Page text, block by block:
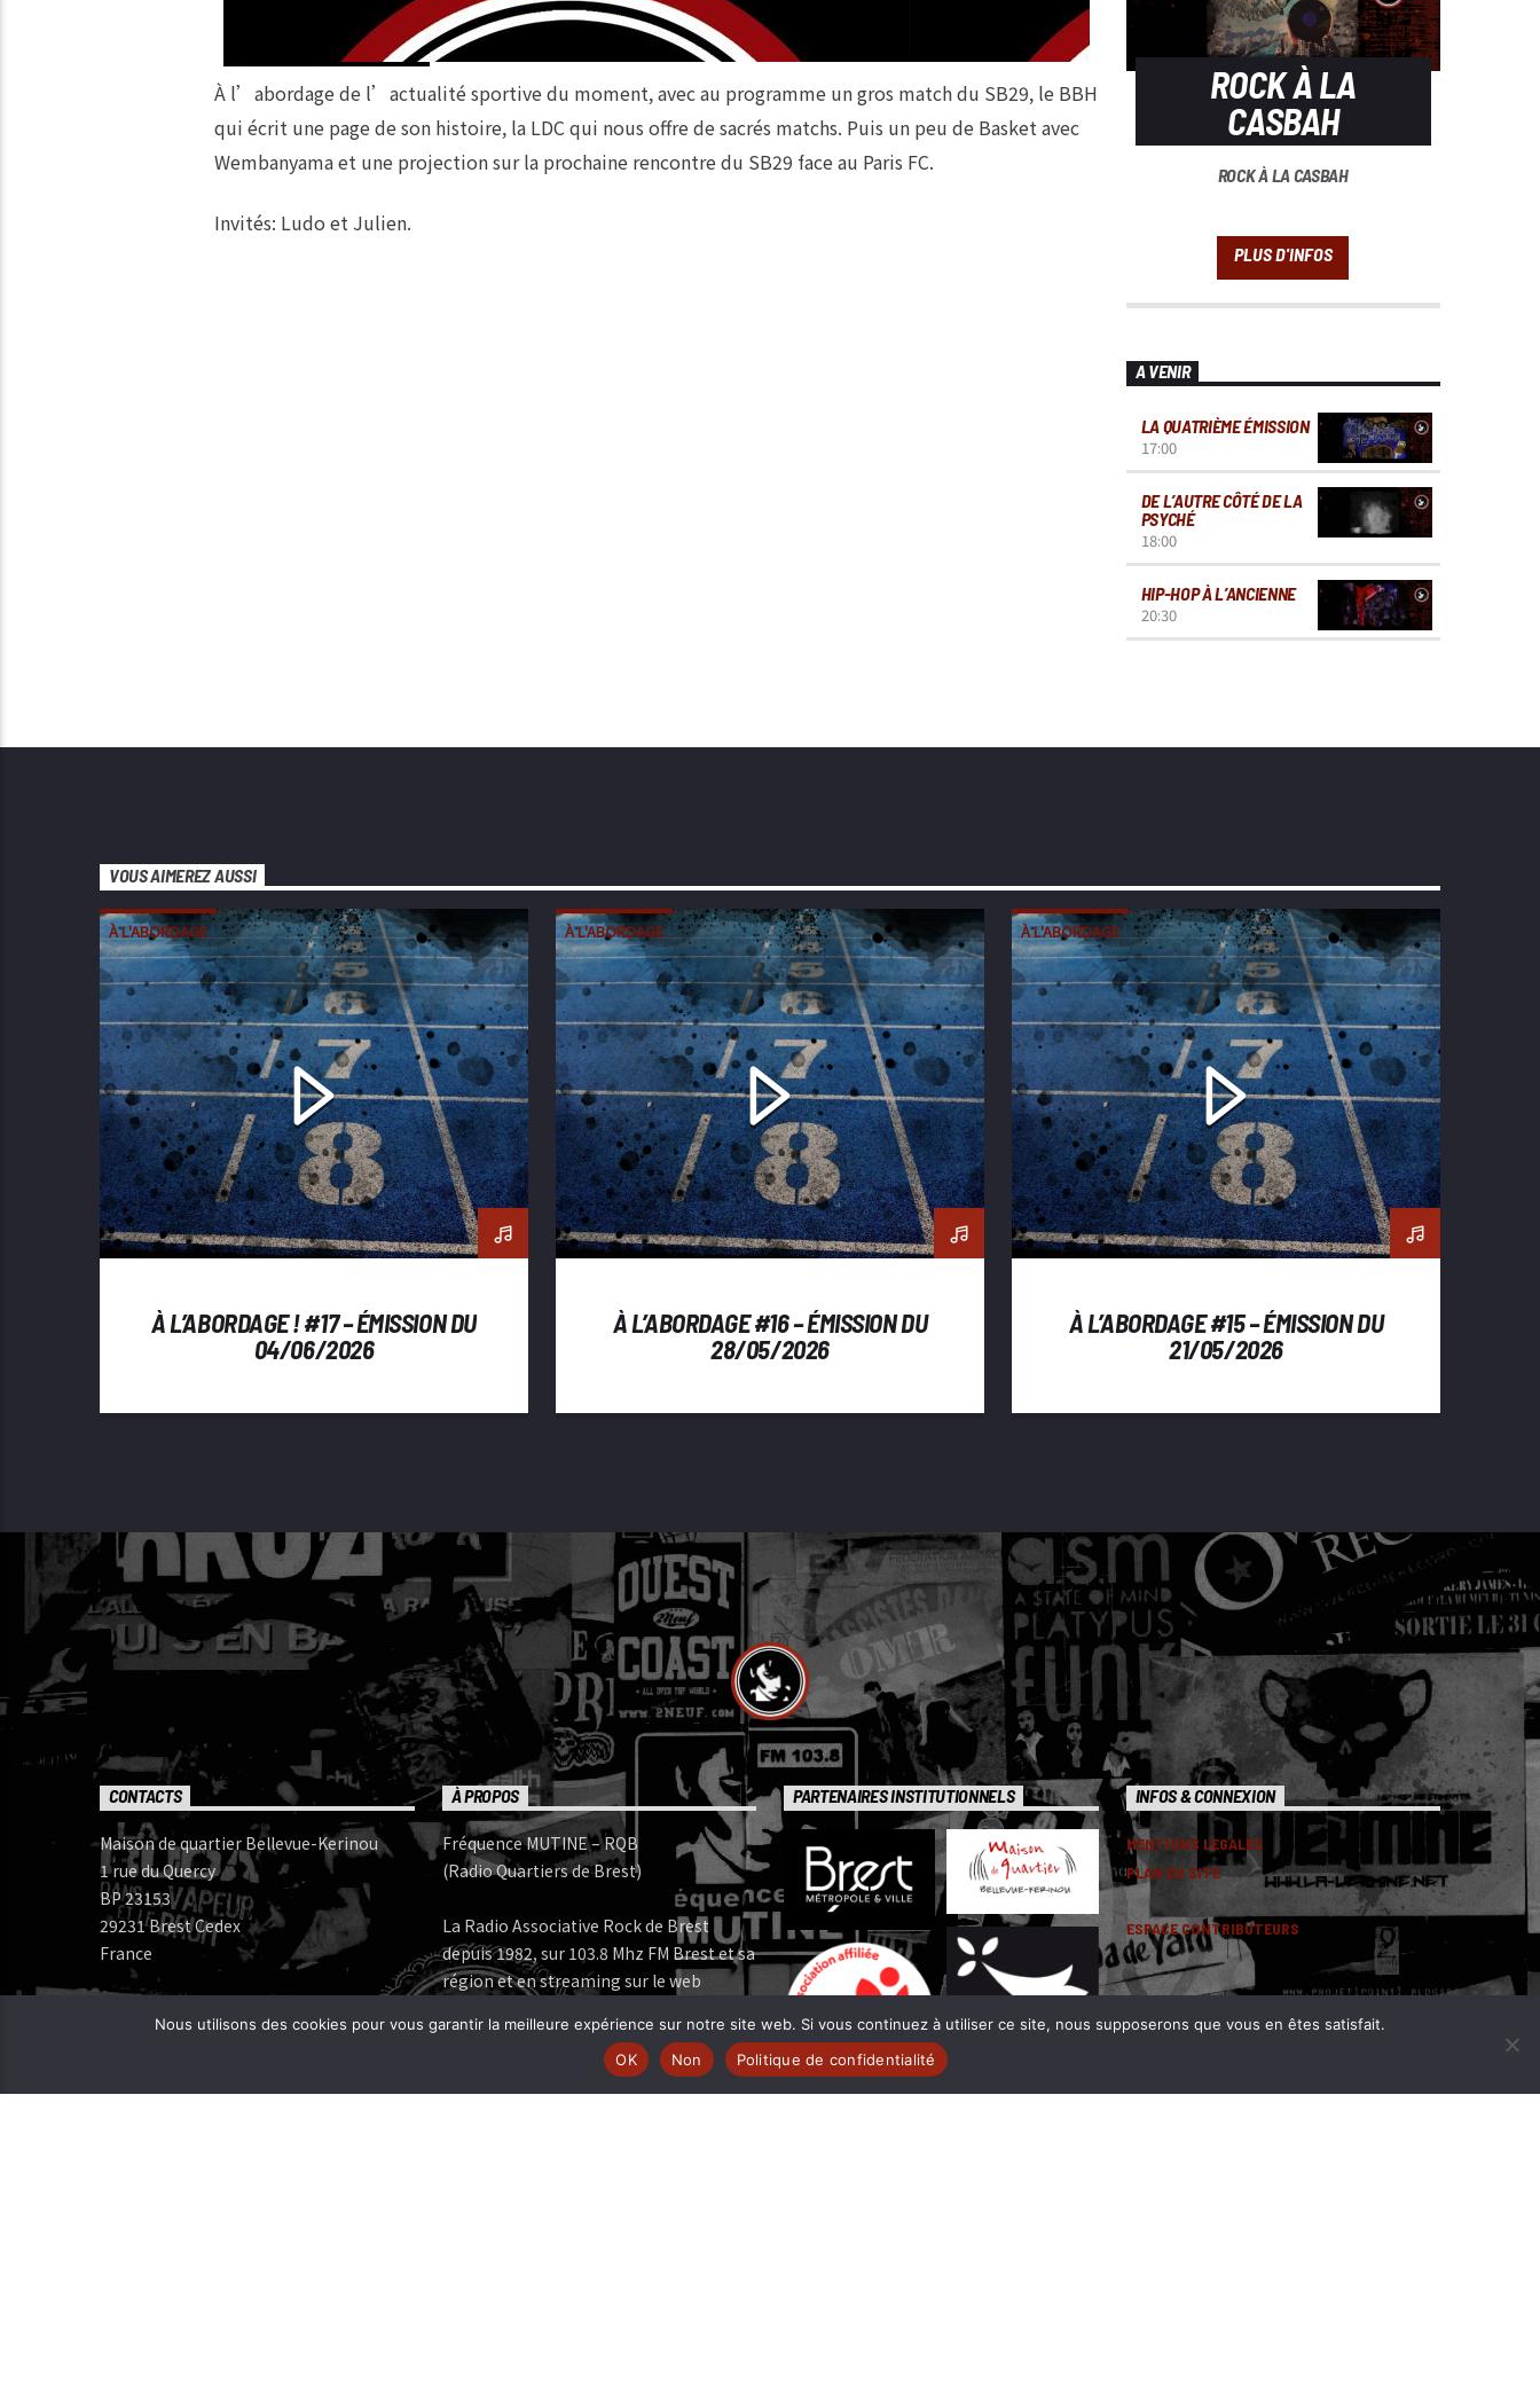
À l’abordage de l’actualité sportive du moment, avec au programme un gros match du SB29, le BBH
qui écrit une page de son histoire, la LDC qui nous offre de sacrés matchs. Puis un peu de Basket avec
Wembanyama et une projection sur la prochaine rencontre du SB29 face au Paris FC.
Invités: Ludo et Julien.
ROCK À LA
CASBAH
ROCK À LA CASBAH
A VENIR
LA QUATRIÈME ÉMISSION
17:00
DE L’AUTRE CÔTÉ DE LA
PSYCHÉ
18:00
HIP-HOP À L’ANCIENNE
20:30
VOUS AIMEREZ AUSSI
À L'ABORDAGE
À L’ABORDAGE ! #17 – ÉMISSION DU
04/06/2026
À L'ABORDAGE
À L’ABORDAGE #16 – ÉMISSION DU
28/05/2026
À L'ABORDAGE
À L’ABORDAGE #15 – ÉMISSION DU
21/05/2026
CONTACTS
Maison de quartier Bellevue-Kerinou
1 rue du Quercy
BP 23153
29231 Brest Cedex
France
Bureau: 02 98 05 07 96
Mail:
À PROPOS
Fréquence MUTINE – RQB
(Radio Quartiers de Brest)
La Radio Associative Rock de Brest
depuis 1982, sur 103.8 Mhz FM Brest et sa
région et en streaming sur le web
Fréquence MUTINE est membre:
FERAROCK | www.ferarock.org |
CORLAB | www.corlab.org|
PARTENAIRES INSTITUTIONNELS INFOS & CONNEXION
MENTIONS LEGALES
PLAN DU SITE
ESPACE CONTRIBUTEURS
Nous utilisons des cookies pour vous garantir la meilleure expérience sur notre site web. Si vous continuez à utiliser ce site, nous supposerons que vous en êtes satisfait.
OK
Non Politique de confidentialité